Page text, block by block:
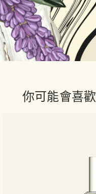
你可能會喜歡